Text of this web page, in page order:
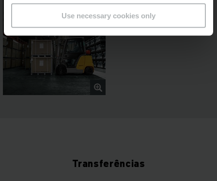
Use necessary cookies only
Transferências